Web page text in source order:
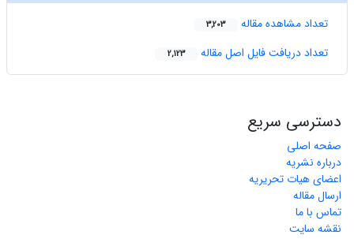
تعداد مشاهده مقاله 3,203
تعداد دریافت فایل اصل مقاله 2,123
دسترسی سریع
صفحه اصلی
درباره نشریه
اعضای هیات تحریریه
ارسال مقاله
تماس با ما
نقشه سایت